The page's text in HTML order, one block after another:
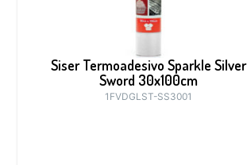
Siser Termoadesivo Sparkle Silver
Sword 30x100cm
1FVDGLST-SS3001